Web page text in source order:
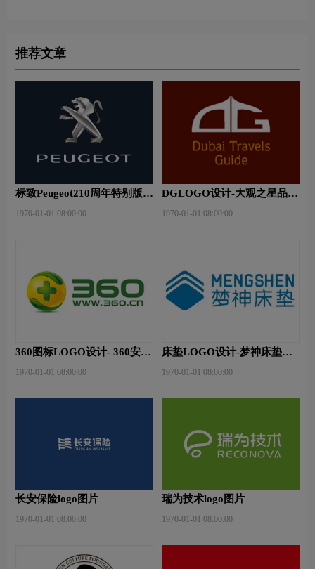
推荐文章
标致Peugeot210周年特别版新
1970-01-01 08:00:00
DGLOGO设计-大观之星品牌
1970-01-01 08:00:00
360图标LOGO设计- 360安全
1970-01-01 08:00:00
床垫LOGO设计-梦神床垫品
1970-01-01 08:00:00
长安保险logo图片
1970-01-01 08:00:00
瑞为技术logo图片
1970-01-01 08:00:00